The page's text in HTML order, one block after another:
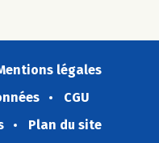
légales
CGU
Plan du site